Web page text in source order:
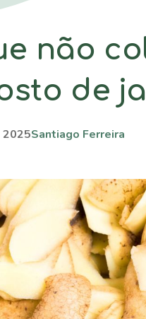
não
de
Santiago Ferreira